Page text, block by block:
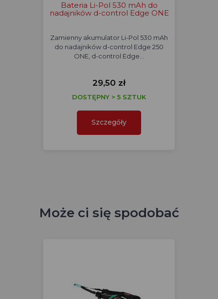
Bateria Li-Pol 530 mAh do
nadajników d-control Edge ONE
Zamienny akumulator Li-Pol 530 mAh
do nadajników d-control Edge 250
ONE, d-control Edge…
29,50 zł
DOSTĘPNY > 5 SZTUK
Szczegóły
Może ci się spodobać